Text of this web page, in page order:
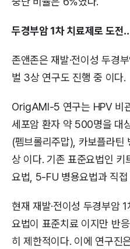
두경부암 1차 치료제로 도
존앤존은 재발·전이성 두경
벌 3상 연구도 진행 중 이다.
OrigAMI-5 연구는 HPV 비
세포암 환자 약 500명을 대
(펨브롤리주맙), 카보플라
상 이다. 기존 표준요법인 키
요법, 5-FU 병용요법과 직
현재 재발·전이성 두경부암
요법이 표준치료 이지만 반
히 제한적이다. 이에 연구진